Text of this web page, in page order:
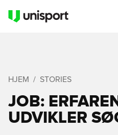
HJEM STORIES
JOB:
UDVIKLER